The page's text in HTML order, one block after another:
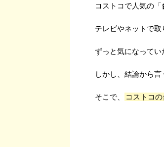
コストコで人気の「
テレビやネットで
ずっと気になってい
しかし、結論から
そこで、 コストコ